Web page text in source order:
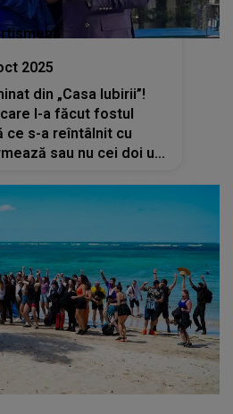
2025
din „Casa Iubirii”!
l-a făcut fostul
ce s-a reîntâlnit cu
sau nu cei doi un
fără să te vezi”